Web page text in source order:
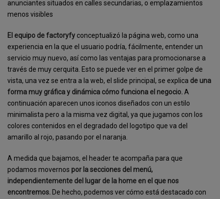
anunciantes situados en calles secundarias, o emplazamientos
menos visibles
El equipo de factoryfy conceptualizó la página web, como una
experiencia en la que el usuario podría, fácilmente, entender un
servicio muy nuevo, así como las ventajas para promocionarse a
través de muy cerquita. Esto se puede ver en el primer golpe de
vista, una vez se entra a la web, el slide principal, se explica de una
forma muy gráfica y dinámica cómo funciona el negocio. A
continuación aparecen unos iconos diseñados con un estilo
minimalista pero a la misma vez digital, ya que jugamos con los
colores contenidos en el degradado del logotipo que va del
amarillo al rojo, pasando por el naranja.
A medida que bajamos, el header te acompaña para que
podamos movernos por la secciones del menú,
independientemente del lugar de la home en el que nos
encontremos. De hecho, podemos ver cómo está destacado con